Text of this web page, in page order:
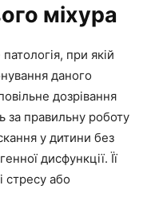
міхура
при якій
даного
дозрівання
за правильну роботу
у дитини без
дисфункції. Її
стресу або